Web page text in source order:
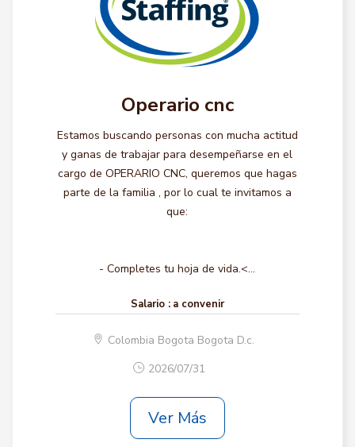
Operario cnc
Estamos buscando personas con mucha actitud
y ganas de trabajar para desempeñarse en el
cargo de OPERARIO CNC, queremos que hagas
parte de la familia , por lo cual te invitamos a
que:
- Completes tu hoja de vida.<...
Salario : a convenir
Colombia Bogota Bogota D.c.
2026/07/31
Ver Más